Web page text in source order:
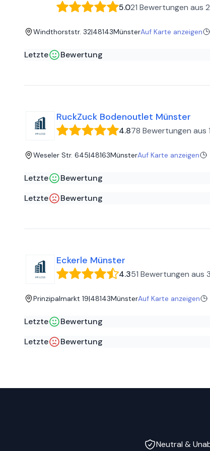
5.021 Bewertungen aus
Windthorststr. 32|48143MünsterAuf Karte anzeigen
Letzte Bewertung
Sehr engagiert und immer freundlich.
RuckZuck Bodenoutlet Münster
4.878 Bewertungen aus
Weseler Str. 645|48163MünsterAuf Karte anzeigen
Letzte Bewertung
Letzte Bewertung
Wo findet man die Nummer vom Inhaber? Ich möchte gerne
Eckerle Münster
4.351 Bewertungen aus
Prinzipalmarkt 19|48143MünsterAuf Karte anzeigen
Letzte Bewertung
Letzte Bewertung
Neutral &